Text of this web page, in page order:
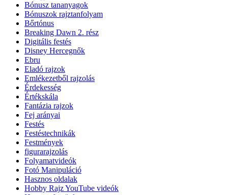
Bónusz tananyagok
Bónuszok rajztanfolyam
Bőrtónus
Breaking Dawn 2. rész
Digitális festés
Disney Hercegnők
Ebru
Eladó rajzok
Emlékezetből rajzolás
Érdekesség
Értékskála
Fantázia rajzok
Fej arányai
Festés
Festéstechnikák
Festmények
figurarajzolás
Folyamatvideók
Fotó Manipuláció
Hasznos oldalak
Hobby Rajz YouTube videók